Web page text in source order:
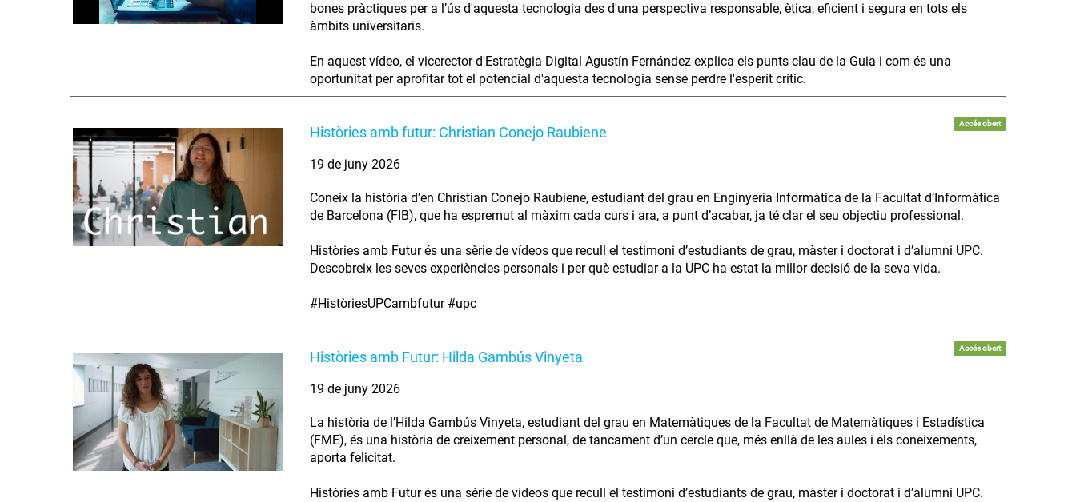
bones pràctiques per a l’ús d'aquesta tecnologia des d'una perspectiva responsable, ètica, eficient i segura en tots els
àmbits universitaris.
En aquest vídeo, el vicerector d'Estratègia Digital Agustín Fernández explica els punts clau de la Guia i com és una
oportunitat per aprofitar tot el potencial d'aquesta tecnologia sense perdre l'esperit crític.
Històries amb futur: Christian Conejo Raubiene
Accés obert
19 de juny 2026
Coneix la història d’en Christian Conejo Raubiene, estudiant del grau en Enginyeria Informàtica de la Facultat d’Informàtica
de Barcelona (FIB), que ha espremut al màxim cada curs i ara, a punt d’acabar, ja té clar el seu objectiu professional.
Històries amb Futur és una sèrie de vídeos que recull el testimoni d’estudiants de grau, màster i doctorat i d’alumni UPC.
Descobreix les seves experiències personals i per què estudiar a la UPC ha estat la millor decisió de la seva vida.
#HistòriesUPCambfutur #upc
Històries amb Futur: Hilda Gambús Vinyeta
Accés obert
19 de juny 2026
La història de l’Hilda Gambús Vinyeta, estudiant del grau en Matemàtiques de la Facultat de Matemàtiques i Estadística
(FME), és una història de creixement personal, de tancament d’un cercle que, més enllà de les aules i els coneixements,
aporta felicitat.
Històries amb Futur és una sèrie de vídeos que recull el testimoni d’estudiants de grau, màster i doctorat i d’alumni UPC.